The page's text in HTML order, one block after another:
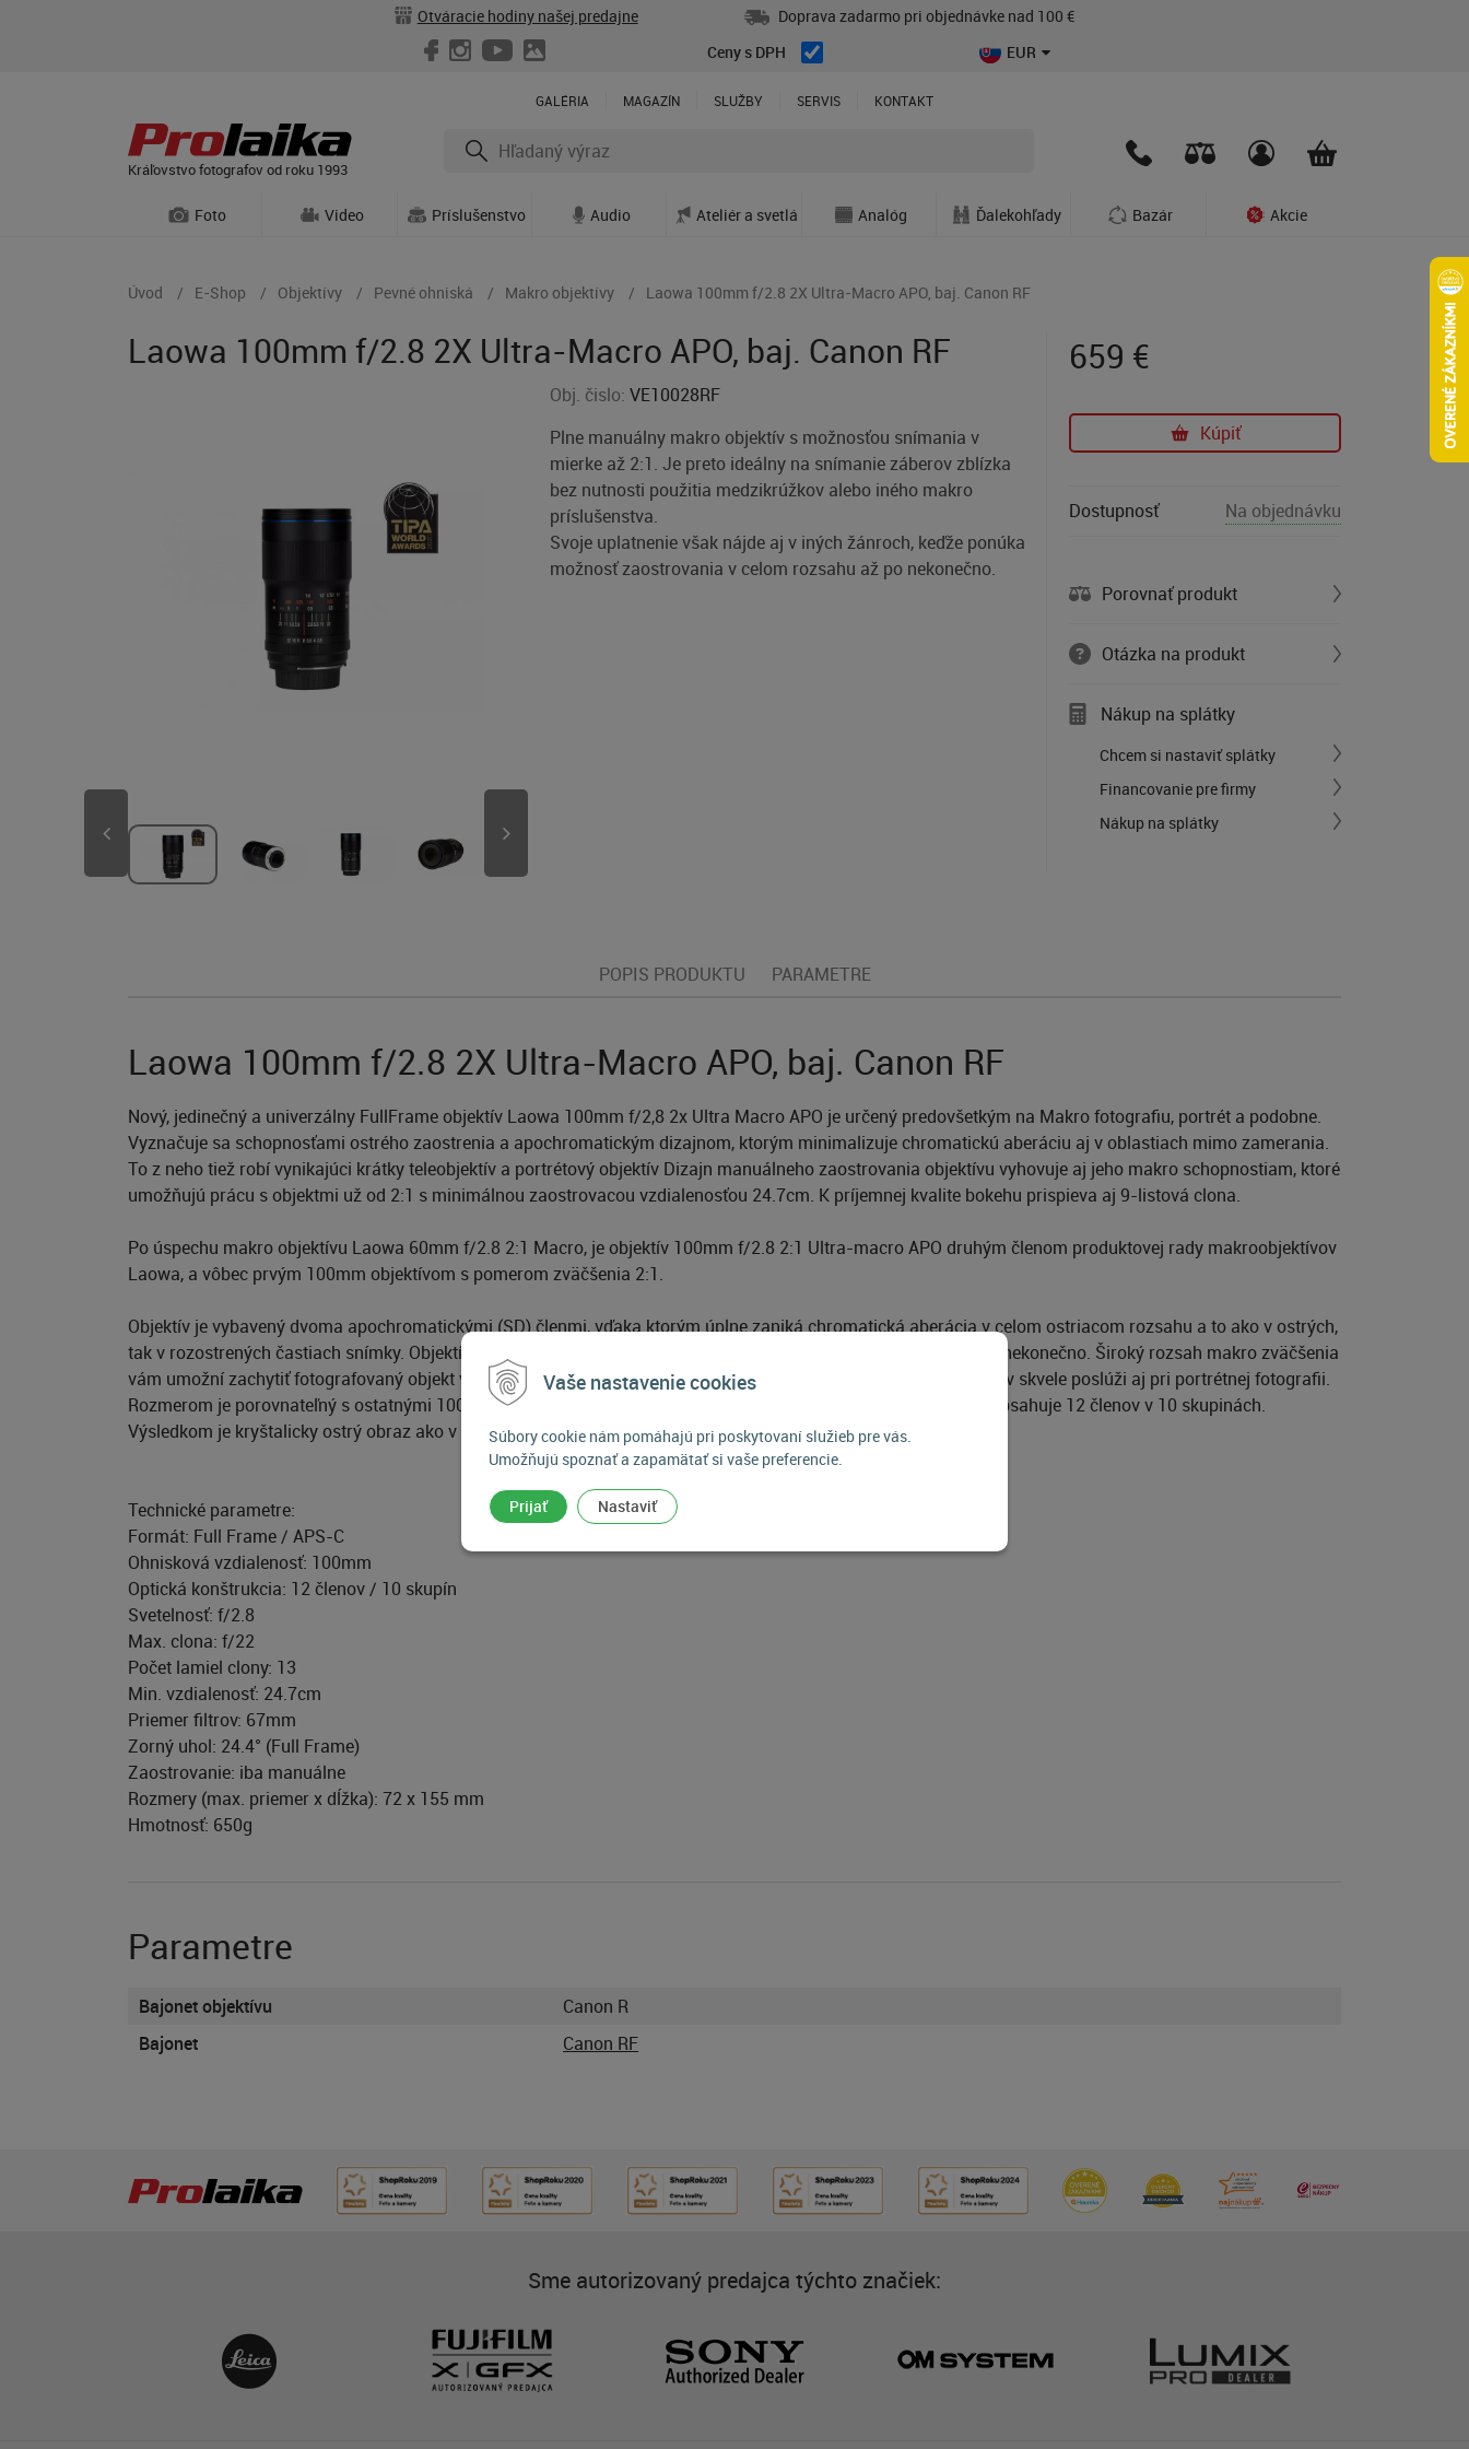
Vaše nastavenie cookies
Súbory cookie nám pomáhajú pri poskytovaní služieb pre vás.
Umožňujú spoznať a zapamätať si vaše preferencie.
Prijať Nastaviť
Otváracie hodiny našej predajne
Doprava zadarmo pri objednávke nad 100 €
Ceny s DPH
EUR
GALÉRIA MAGAZÍN SLUŽBY SERVIS KONTAKT
Kráľovstvo fotografov od roku 1993
Foto Video Príslušenstvo Audio Ateliér a svetlá Analóg Ďalekohľady Bazár Akcie
Úvod E-Shop Objektívy Pevné ohniská Makro objektívy Laowa 100mm f/2.8 2X Ultra-Macro APO, baj. Canon RF
Laowa 100mm f/2.8 2X Ultra-Macro APO, baj. Canon RF
Obj. čislo:VE10028RF
Plne manuálny makro objektív s možnosťou snímania v
mierke až 2:1. Je preto ideálny na snímanie záberov zblízka
bez nutnosti použitia medzikrúžkov alebo iného makro
príslušenstva.
Svoje uplatnenie však nájde aj v iných žánroch, keďže ponúka
možnosť zaostrovania v celom rozsahu až po nekonečno.
659 €
Kúpiť
Dostupnosť Na objednávku
Porovnať produkt
Otázka na produkt
Nákup na splátky
Chcem si nastaviť splátky
Financovanie pre firmy
Nákup na splátky
POPIS PRODUKTU PARAMETRE
Laowa 100mm f/2.8 2X Ultra-Macro APO, baj. Canon RF
Nový, jedinečný a univerzálny FullFrame objektív Laowa 100mm f/2,8 2x Ultra Macro APO je určený predovšetkým na Makro fotografiu, portrét a podobne.
Vyznačuje sa schopnosťami ostrého zaostrenia a apochromatickým dizajnom, ktorým minimalizuje chromatickú aberáciu aj v oblastiach mimo zamerania.
To z neho tiež robí vynikajúci krátky teleobjektív a portrétový objektív Dizajn manuálneho zaostrovania objektívu vyhovuje aj jeho makro schopnostiam, ktoré
umožňujú prácu s objektmi už od 2:1 s minimálnou zaostrovacou vzdialenosťou 24.7cm. K príjemnej kvalite bokehu prispieva aj 9-listová clona.
Po úspechu makro objektívu Laowa 60mm f/2.8 2:1 Macro, je objektív 100mm f/2.8 2:1 Ultra-macro APO druhým členom produktovej rady makroobjektívov
Laowa, a vôbec prvým 100mm objektívom s pomerom zväčšenia 2:1.
Objektív je vybavený dvoma apochromatickými (SD) členmi, vďaka ktorým úplne zaniká chromatická aberácia v celom ostriacom rozsahu a to ako v ostrých,
tak v rozostrených častiach snímky. Objektív pokryje snímač typu Full Frame a dokáže zaostriť v rozmedzí 2:1 až nekonečno. Široký rozsah makro zväčšenia
vám umožní zachytiť fotografovaný objekt v akejkoľvek veľkosti. Vďaka možnosti zaostrenia na nekonečno objektív skvele poslúži aj pri portrétnej fotografii.
Rozmerom je porovnateľný s ostatnými 100mm makroobjektívmi dostupnými na trhu. Optická stavba objektívu obsahuje 12 členov v 10 skupinách.
Výsledkom je kryštalicky ostrý obraz ako v prípade makro, tak portrétnej fotografie.
Technické parametre:
Formát: Full Frame / APS-C
Ohnisková vzdialenosť: 100mm
Optická konštrukcia: 12 členov / 10 skupín
Svetelnosť: f/2.8
Max. clona: f/22
Počet lamiel clony: 13
Min. vzdialenosť: 24.7cm
Priemer filtrov: 67mm
Zorný uhol: 24.4° (Full Frame)
Zaostrovanie: iba manuálne
Rozmery (max. priemer x dĺžka): 72 x 155 mm
Hmotnosť: 650g
Parametre
Bajonet objektívu
Canon R
Bajonet
Canon RF
Sme autorizovaný predajca týchto značiek: